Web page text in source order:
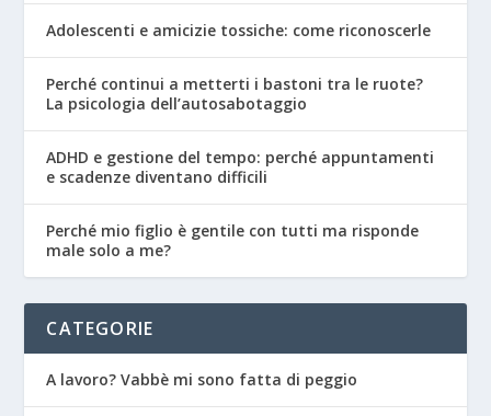
Adolescenti e amicizie tossiche: come riconoscerle
Perché continui a metterti i bastoni tra le ruote?
La psicologia dell’autosabotaggio
ADHD e gestione del tempo: perché appuntamenti
e scadenze diventano difficili
Perché mio figlio è gentile con tutti ma risponde
male solo a me?
CATEGORIE
A lavoro? Vabbè mi sono fatta di peggio